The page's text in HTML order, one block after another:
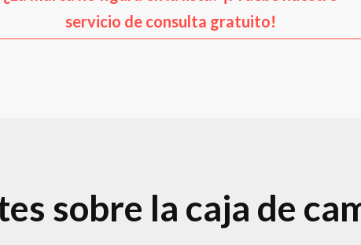
servicio de consulta gratuito!
sobre la caja de